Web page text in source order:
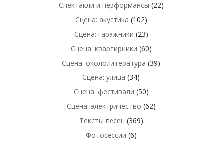
Спектакли и перформансы (22)
Сцена: акустика (102)
Сцена: гаражники (23)
Сцена: квартирники (60)
Сцена: окололитература (39)
Сцена: улица (34)
Сцена: фестивали (50)
Сцена: электричество (62)
Тексты песен (369)
Фотосессии (6)